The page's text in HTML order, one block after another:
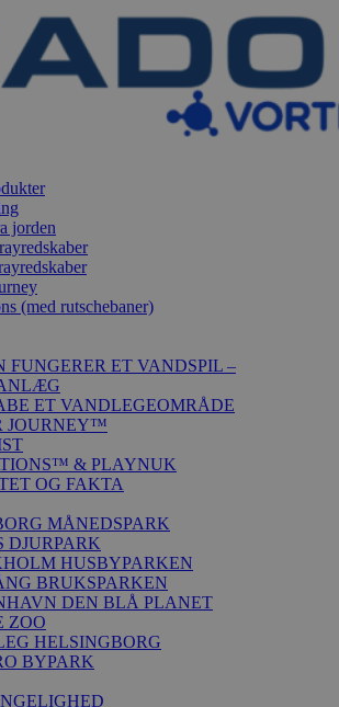
jorden
(med rutschebaner)
FUNGERER ET VANDSPIL –
ET VANDLEGEOMRÅDE
JOURNEY™
& PLAYNUK
OG FAKTA
MÅNEDSPARK
DJURPARK
HUSBYPARKEN
BRUKSPARKEN
DEN BLÅ PLANET
ZOO
HELSINGBORG
BYPARK